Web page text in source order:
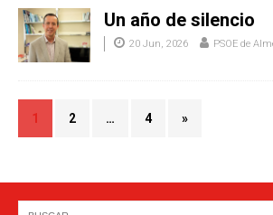
Un año de silencio
20 Jun, 2026 PSOE de
1 2 … 4 »